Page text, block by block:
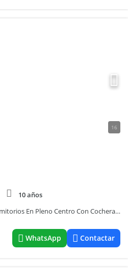
16
10 años
Venta Departamento De 2 Dormitorios En Pleno Centro Con Cochera Y Amenities – Villa Carlos Paz
WhatsApp Contactar